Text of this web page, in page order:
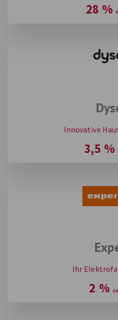
28 %
Innovative
3,5 %
Ihr
2 %